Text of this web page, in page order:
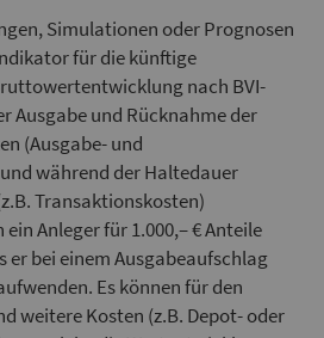
Simulationen oder Prognosen
für die künftige
nach BVI-
Ausgabe und Rücknahme der
(Ausgabe- und
während der Haltedauer
Transaktionskosten)
Anleger für 1.000,– € Anteile
er bei einem Ausgabeaufschlag
Es können für den
weitere Kosten (z.B. Depot- oder